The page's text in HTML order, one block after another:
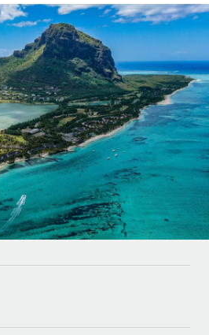
作流程
源功能
何人工智能工具与 Remote 平台相连
的全球敏捷型人力资源与薪资解决方案
决方案扩展团队
成本
算器
货币选项与结算速度
登录